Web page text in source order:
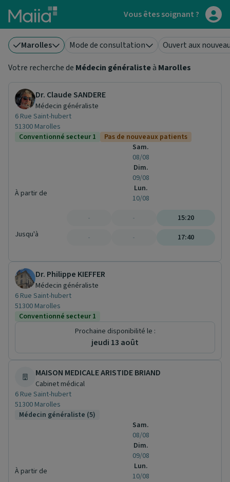
Aller au contenu principal Vous êtes soignant ?
Marolles Mode de consultation
Ouvert aux
Votre recherche de Médecin généralisteà Marolles
Dr. Claude SANDERE
Médecin généraliste
6 Rue Saint-hubert
51300 Marolles
Conventionné secteur 1
Pas de nouveaux patients
À partir de
Jusqu'à
Sam.
08/08
Dim.
09/08
Lun.
10/08
-
-
-
-
15:20
17:40
Dr. Philippe KIEFFER
Médecin généraliste
6 Rue Saint-hubert
51300 Marolles
Conventionné secteur 1
Prochaine disponibilité le :
jeudi 13 août
MAISON MEDICALE ARISTIDE BRIAND
Cabinet médical
6 Rue Saint-hubert
51300 Marolles
Médecin généraliste (5)
À partir de
Sam.
08/08
Dim.
09/08
Lun.
10/08